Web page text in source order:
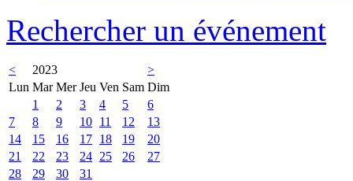
Rechercher un événement
< 2023
>
Lun Mar Mer Jeu Ven Sam Dim
1
2 3 4 5
6
7
8 9 10 11 12
13
14
15 16 17 18 19
20
21
22 23 24 25 26
27
28
29 30 31